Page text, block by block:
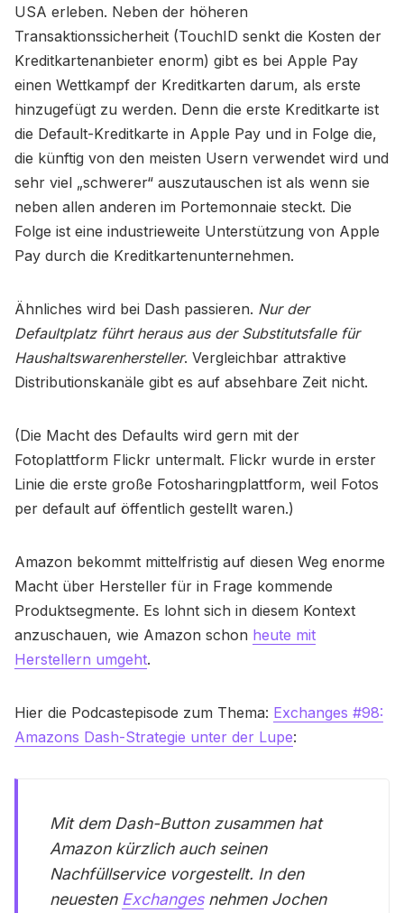
USA erleben. Neben der höheren
Transaktionssicherheit (TouchID senkt die Kosten der
Kreditkartenanbieter enorm) gibt es bei Apple Pay
einen Wettkampf der Kreditkarten darum, als erste
hinzugefügt zu werden. Denn die erste Kreditkarte ist
die Default-Kreditkarte in Apple Pay und in Folge die,
die künftig von den meisten Usern verwendet wird und
sehr viel „schwerer“ auszutauschen ist als wenn sie
neben allen anderen im Portemonnaie steckt. Die
Folge ist eine industrieweite Unterstützung von Apple
Pay durch die Kreditkartenunternehmen.
Ähnliches wird bei Dash passieren. Nur der
Defaultplatz führt heraus aus der Substitutsfalle für
Haushaltswarenhersteller. Vergleichbar attraktive
Distributionskanäle gibt es auf absehbare Zeit nicht.
(Die Macht des Defaults wird gern mit der
Fotoplattform Flickr untermalt. Flickr wurde in erster
Linie die erste große Fotosharingplattform, weil Fotos
per default auf öffentlich gestellt waren.)
Amazon bekommt mittelfristig auf diesen Weg enorme
Macht über Hersteller für in Frage kommende
Produktsegmente. Es lohnt sich in diesem Kontext
anzuschauen, wie Amazon schon heute mit
Herstellern umgeht.
Hier die Podcastepisode zum Thema: Exchanges #98:
Amazons Dash-Strategie unter der Lupe:
Mit dem Dash-Button zusammen hat
Amazon kürzlich auch seinen
Nachfüllservice vorgestellt. In den
neuesten Exchangesnehmen Jochen